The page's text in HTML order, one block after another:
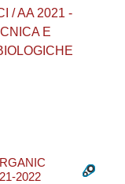
/ AA 2021 -
E
2022